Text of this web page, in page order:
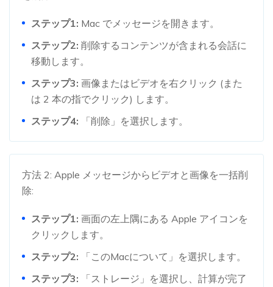
ステップ1: Mac でメッセージを開きます。
ステップ2: 削除するコンテンツが含まれる会話に
移動します。
ステップ3: 画像またはビデオを右クリック (また
は 2 本の指でクリック) します。
ステップ4: 「削除」を選択します。
方法 2: Apple メッセージからビデオと画像を一括削
除:
ステップ1: 画面の左上隅にある Apple アイコンを
クリックします。
ステップ2: 「このMacについて」を選択します。
ステップ3: 「ストレージ」を選択し、計算が完了